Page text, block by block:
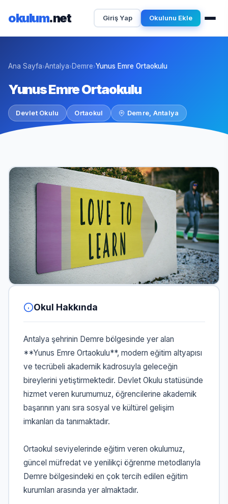
okulum.net Giriş Yap Okulunu Ekle
Ana Sayfa›Antalya› Demre›Yunus Emre Ortaokulu
Yunus Emre Ortaokulu
Devlet Okulu Ortaokul Demre, Antalya
Okul Hakkında
Antalya şehrinin Demre bölgesinde yer alan
**Yunus Emre Ortaokulu**, modern eğitim altyapısı
ve tecrübeli akademik kadrosuyla geleceğin
bireylerini yetiştirmektedir. Devlet Okulu statüsünde
hizmet veren kurumumuz, öğrencilerine akademik
başarının yanı sıra sosyal ve kültürel gelişim
imkanları da tanımaktadır.
Ortaokul seviyelerinde eğitim veren okulumuz,
güncel müfredat ve yenilikçi öğrenme metodlarıyla
Demre bölgesindeki en çok tercih edilen eğitim
kurumları arasında yer almaktadır.